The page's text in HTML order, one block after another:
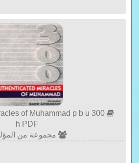
of Muhammad p b u
h PDF
مجموعة من